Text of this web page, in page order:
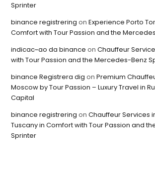
Sprinter
binance registrering onExperience Porto
Comfort with Tour Passion and the
indicac~ao da binance onChauffeur
with Tour Passion and the Mercedes-Benz
binance Registrera dig onPremium
Moscow by Tour Passion – Luxury Travel in
Capital
binance registrering onChauffeur Services
Tuscany in Comfort with Tour Passion and
Sprinter